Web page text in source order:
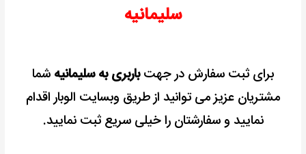
سلیمانیه
برای ثبت سفارش در جهتباربری به سلیمانیه شما
مشتریان عزیز می توانید از طریق وبسایت الوبار اقدام
نمایید و سفارشتان را خیلی سریع ثبت نمایید.